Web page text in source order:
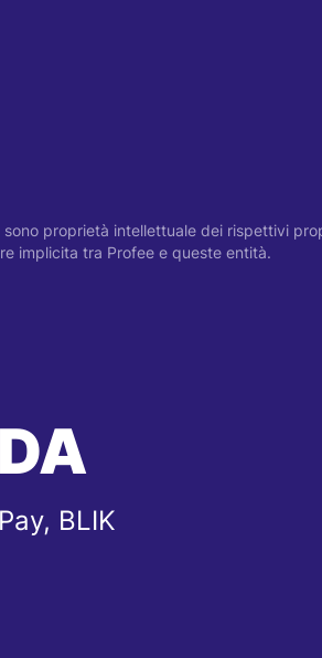
proprietà intellettuale dei rispettivi
implicita tra Profee e queste entità.
BLIK